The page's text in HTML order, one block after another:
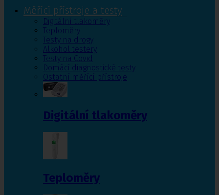
Měřící přístroje a testy
Digitální tlakoměry
Teploměry
Testy na drogy
Alkohol testery
Testy na Covid
Domácí diagnostické testy
Ostatní měřící přístroje
Digitální tlakoměry
Teploměry